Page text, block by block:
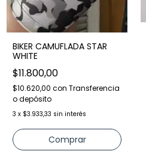
BIKER CAMUFLADA STAR
WHITE
$11.800,00
$10.620,00 con Transferencia
o depósito
3 x $3.933,33 sin interés
Comprar